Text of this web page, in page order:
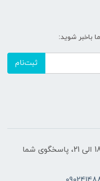
باخبر شوید:
ثبت‌نام
روزهای کاری از ساعت 10 الی 14 و 18 الی 21، پاسخگوی شما